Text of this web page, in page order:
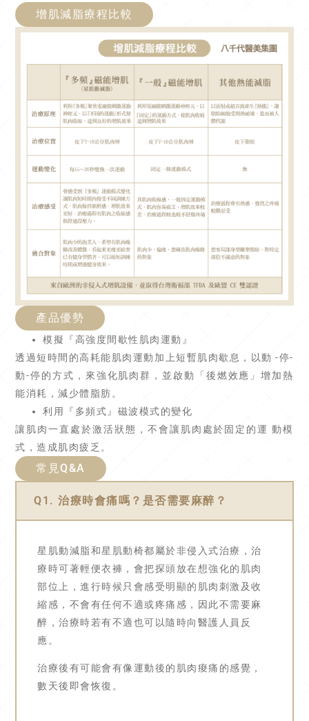
產品優勢
模擬『高強度間歇性肌肉運動』
透過短時間的高耗能肌肉運動加上短暫肌肉歇息，以動 -停-
動-停的方式，來強化肌肉群，並啟動「後燃效應」增加熱
能消耗，減少體脂肪。
利用『多頻式』磁波模式的變化
讓肌肉一直處於激活狀態，不會讓肌肉處於固定的運 動模
式，造成肌肉疲乏。
增肌減脂療程比較
常見Q&A
Q1. 治療時會痛嗎？是否需要麻醉？
星肌動減脂和星肌動椅都屬於非侵入式治療，治
療時可著輕便衣褲，會把探頭放在想強化的肌肉
部位上，進行時候只會感受明顯的肌肉刺激及收
縮感，不會有任何不適或疼痛感，因此不需要麻
醉，治療時若有不適也可以隨時向醫護人員反
應。
治療後有可能會有像運動後的肌肉痠痛的感覺，
數天後即會恢復。